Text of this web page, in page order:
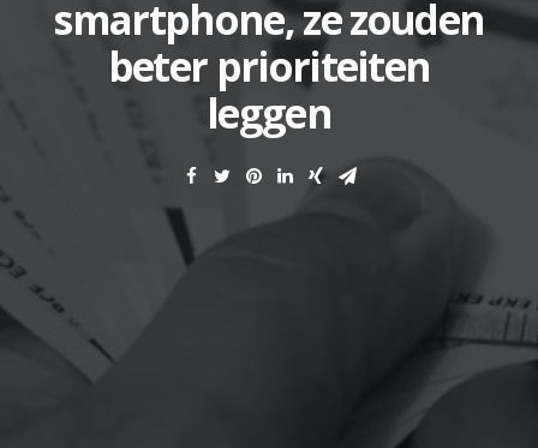
smartphone, ze zouden
beter prioriteiten
leggen